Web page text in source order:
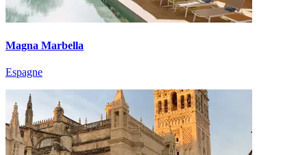
Magna Marbella
Espagne